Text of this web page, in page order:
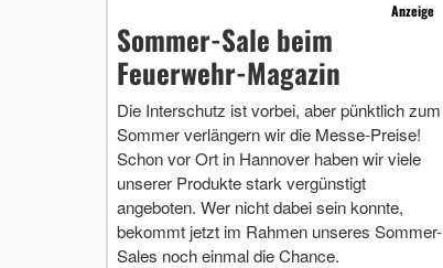
Anzeige
Sommer-Sale beim
Feuerwehr-Magazin
Die Interschutz ist vorbei, aber pünktlich zum
Sommer verlängern wir die Messe-Preise!
Schon vor Ort in Hannover haben wir viele
unserer Produkte stark vergünstigt
angeboten. Wer nicht dabei sein konnte,
bekommt jetzt im Rahmen unseres Sommer-
Sales noch einmal die Chance.